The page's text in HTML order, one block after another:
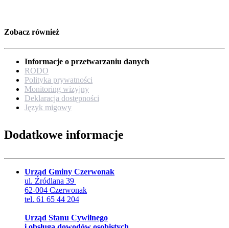
Zobacz również
Informacje o przetwarzaniu danych
RODO
Polityka prywatności
Monitoring wizyjny
Deklaracja dostępności
Język migowy
Dodatkowe informacje
Urząd Gminy Czerwonak
ul. Źródlana 39
62-004 Czerwonak
tel. 61 65 44 204
Urząd Stanu Cywilnego